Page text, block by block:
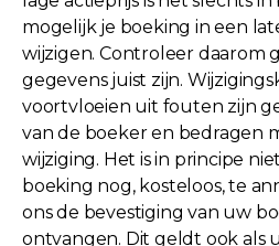
mogelijk je boeking in een
wijzigen. Controleer daarom
gegevens juist zijn.
voortvloeien uit fouten zijn
van de boeker en bedragen
wijziging. Het is in principe
boeking nog, kosteloos, te
ons de bevestiging van uw
ontvangen. Dit geldt ook als